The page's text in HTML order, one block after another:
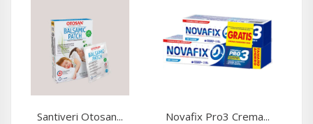
Santiveri Otosan... Novafix Pro3 Crema...